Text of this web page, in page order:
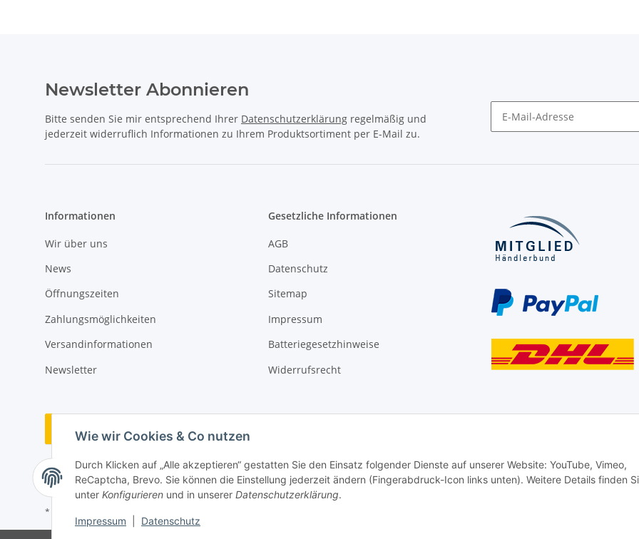
Wie wir Cookies & Co nutzen
Durch Klicken auf „Alle akzeptieren“ gestatten Sie den Einsatz folgender Dienste auf unserer Website: YouTube, Vimeo,
ReCaptcha, Brevo. Sie können die Einstellung jederzeit ändern (Fingerabdruck-Icon links unten). Weitere Details finden
unter Konfigurieren und in unserer Datenschutzerklärung.
Impressum Datenschutz
Newsletter Abonnieren
Bitte senden Sie mir entsprechend Ihrer Datenschutzerklärung regelmäßig und
jederzeit widerruflich Informationen zu Ihrem Produktsortiment per E-Mail zu.
Informationen
Wir über uns
News
Öffnungszeiten
Zahlungsmöglichkeiten
Versandinformationen
Newsletter
Gesetzliche Informationen
AGB
Datenschutz
Sitemap
Impressum
Batteriegesetzhinweise
Widerrufsrecht
Vertrag widerrufen
* Alle Preise inkl. gesetzlicher USt., zzgl.